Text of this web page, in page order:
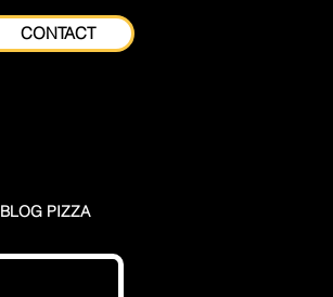
CONTACT
BLOG PIZZA